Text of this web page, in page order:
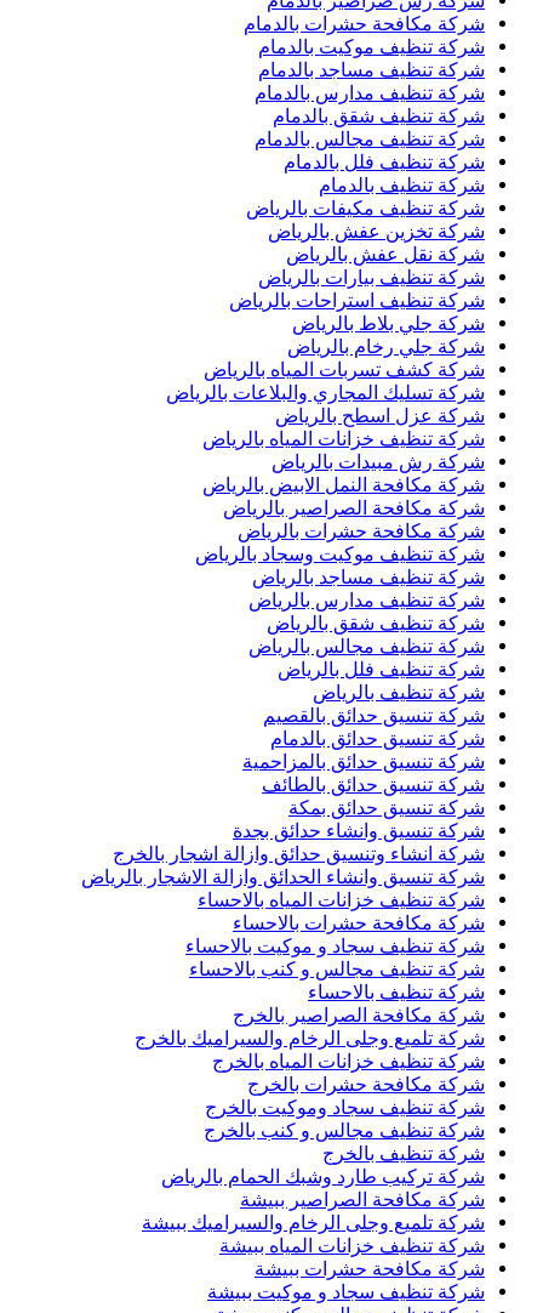
شركة مكافحة حشرات بالدمام
شركة تنظيف موكيت بالدمام
شركة تنظيف مساجد بالدمام
شركة تنظيف مدارس بالدمام
شركة تنظيف شقق بالدمام
شركة تنظيف مجالس بالدمام
شركة تنظيف فلل بالدمام
شركة تنظيف بالدمام
شركة تنظيف مكيفات بالرياض
شركة تخزين عفش بالرياض
شركة نقل عفش بالرياض
شركة تنظيف بيارات بالرياض
شركة تنظيف استراحات بالرياض
شركة جلي بلاط بالرياض
شركة جلي رخام بالرياض
شركة كشف تسربات المياه بالرياض
شركة تسليك المجاري والبلاعات بالرياض
شركة عزل اسطح بالرياض
شركة تنظيف خزانات المياه بالرياض
شركة رش مبيدات بالرياض
شركة مكافحة النمل الابيض بالرياض
شركة مكافحة الصراصير بالرياض
شركة مكافحة حشرات بالرياض
شركة تنظيف موكيت وسجاد بالرياض
شركة تنظيف مساجد بالرياض
شركة تنظيف مدارس بالرياض
شركة تنظيف شقق بالرياض
شركة تنظيف مجالس بالرياض
شركة تنظيف فلل بالرياض
شركة تنظيف بالرياض
شركة تنسيق حدائق بالقصيم
شركة تنسيق حدائق بالدمام
شركة تنسيق حدائق بالمزاحمية
شركة تنسيق حدائق بالطائف
شركة تنسيق حدائق بمكة
شركة تنسيق وانشاء حدائق بجدة
شركة انشاء وتنسيق حدائق وازالة اشجار بالخرج
شركة تنسيق وانشاء الحدائق وازالة الاشجار بالرياض
شركة تنظيف خزانات المياه بالاحساء
شركة مكافحة حشرات بالاحساء
شركة تنظيف سجاد و موكيت بالاحساء
شركة تنظيف مجالس و كنب بالاحساء
شركة تنظيف بالاحساء
شركة مكافحة الصراصير بالخرج
شركة تلميع وجلى الرخام والسيراميك بالخرج
شركة تنظيف خزانات المياه بالخرج
شركة مكافحة حشرات بالخرج
شركة تنظيف سجاد وموكيت بالخرج
شركة تنظيف مجالس و كنب بالخرج
شركة تنظيف بالخرج
شركة تركيب طارد وشبك الحمام بالرياض
شركة مكافحة الصراصير ببيشة
شركة تلميع وجلى الرخام والسيراميك ببيشة
شركة تنظيف خزانات المياه ببيشة
شركة مكافحة حشرات ببيشة
شركة تنظيف سجاد و موكيت ببيشة